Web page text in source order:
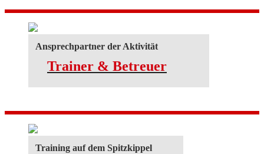
Ansprechpartner der Aktivität
Trainer & Betreuer
Training auf dem Spitzkippel